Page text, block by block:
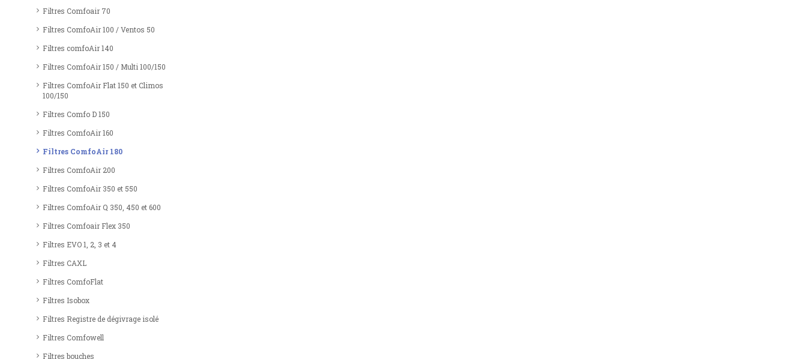
Filtres Comfoair 70
Filtres ComfoAir 100 / Ventos 50
Filtres comfoAir 140
Filtres ComfoAir 150 / Multi 100/150
Filtres ComfoAir Flat 150 et Climos
100/150
Filtres Comfo D 150
Filtres ComfoAir 160
Filtres ComfoAir 180
Filtres ComfoAir 200
Filtres ComfoAir 350 et 550
Filtres ComfoAir Q 350, 450 et 600
Filtres Comfoair Flex 350
Filtres EVO 1, 2, 3 et 4
Filtres CAXL
Filtres ComfoFlat
Filtres Isobox
Filtres Registre de dégivrage isolé
Filtres Comfowell
Filtres bouches